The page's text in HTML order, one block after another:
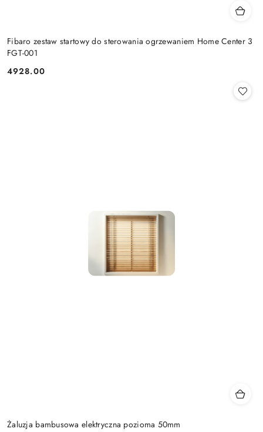
Fibaro zestaw startowy do sterowania ogrzewaniem Home Center 3
FGT-001
Cena:
4928.00
Żaluzja bambusowa elektryczna pozioma 50mm